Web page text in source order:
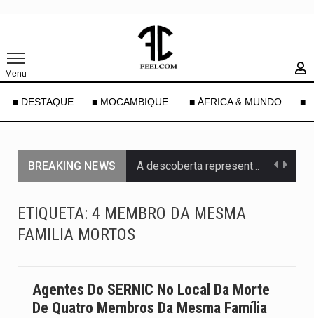
Menu
■ DESTAQUE ■ MOCAMBIQUE ■ ÁFRICA & MUNDO ■
BREAKING NEWS A descoberta representa um marco para a astronomia moderna. Embora…
A cidade de Bunia, capital da província de Ituri, tornou-se…
ETIQUETA: 4 MEMBRO DA MESMA
FAMILIA MORTOS
Agentes Do SERNIC No Local Da Morte
De Quatro Membros Da Mesma Família